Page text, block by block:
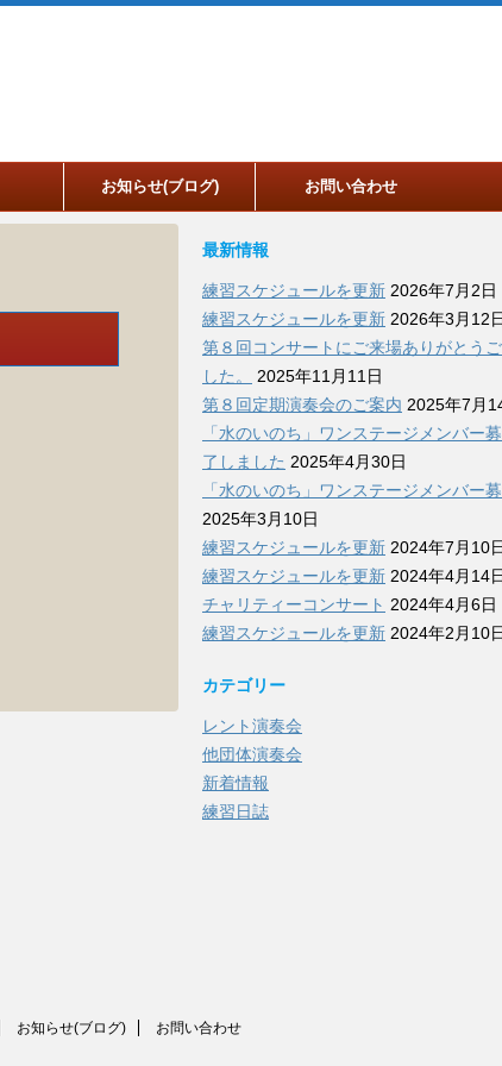
お知らせ(ブログ) お問い合わせ
最新情報
練習スケジュールを更新 2026年7月2日
練習スケジュールを更新 2026年3月12
第８回コンサートにご来場ありがとう
した。
2025年11月11日
第８回定期演奏会のご案内 2025年7月
「水のいのち」ワンステージメンバー
了しました 2025年4月30日
「水のいのち」ワンステージメンバー
2025年3月10日
練習スケジュールを更新 2024年7月10
練習スケジュールを更新 2024年4月14
チャリティーコンサート 2024年4月6日
練習スケジュールを更新 2024年2月10
カテゴリー
レント演奏会
他団体演奏会
新着情報
練習日誌
お知らせ(ブログ) お問い合わせ